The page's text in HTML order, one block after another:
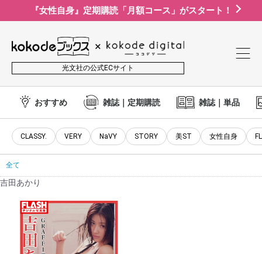
『女性自身』定期購読「月額コース」がスタート！
光文社の公式ECサイト
おすすめ 雑誌｜定期購読 雑誌｜単品
CLASSY. VERY NaVY STORY 美ST 女性自身
全て
吉田あかり